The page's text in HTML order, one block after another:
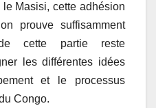
Masisi, cette adhésion
prouve suffisamment
cette partie reste
les différentes idées
et le processus
Congo.